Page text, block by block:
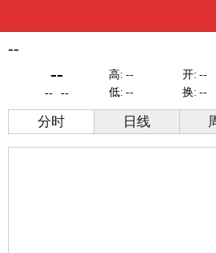
--
--
-- --
高: -- 开: --
低: -- 换: --
分时 日线